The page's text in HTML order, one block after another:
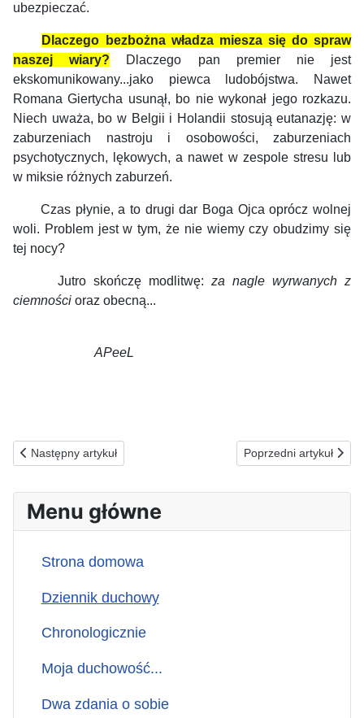
ubezpieczać.
Dlaczego bezbożna władza miesza się do spraw
naszej wiary? Dlaczego pan premier nie jest
ekskomunikowany...jako piewca ludobójstwa. Nawet
Romana Giertycha usunął, bo nie wykonał jego rozkazu.
Niech uważa, bo w Belgii i Holandii stosują eutanazję: w
zaburzeniach nastroju i osobowości, zaburzeniach
psychotycznych, lękowych, a nawet w zespole stresu lub
w miksie różnych zaburzeń.
Czas płynie, a to drugi dar Boga Ojca oprócz wolnej
woli. Problem jest w tym, że nie wiemy czy obudzimy się
tej nocy?
Jutro skończę modlitwę: za nagle wyrwanych z
ciemności oraz obecną...
APeeL
Poprzednia strona: 08.09.2024(n) ZA MAJĄCYCH WOLNY
Następny artykuł Następna strona:
Poprzedni artykuł
Menu główne
Strona domowa
Dziennik duchowy
Chronologicznie
Moja duchowość...
Dwa zdania o sobie